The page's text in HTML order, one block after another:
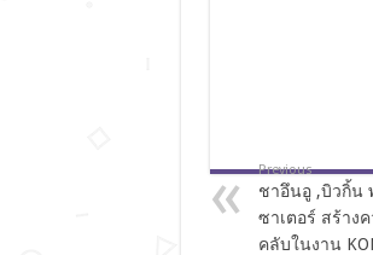
Previous
ชาอึนอู ,บิวกิ้น
ซาเตอร์ สร้าง
คลับในงาน